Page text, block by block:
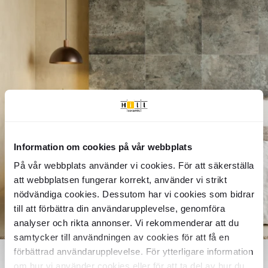
Information om cookies på vår webbplats
På vår webbplats använder vi cookies. För att säkerställa
att webbplatsen fungerar korrekt, använder vi strikt
nödvändiga cookies. Dessutom har vi cookies som bidrar
till att förbättra din användarupplevelse, genomföra
analyser och rikta annonser. Vi rekommenderar att du
samtycker till användningen av cookies för att få en
förbättrad användarupplevelse. För ytterligare information
om hur vi använder cookies eller för att ta del av hur du
Bemærk, at produktets farve på billedet kan afvige fra den
faktiske vare på grund af skærmindstillinger, lysforhold og
andre tekniske faktorer.
Bemærk venligst, at farven på produktet på billedet kan afvige
fra den faktiske produkts farve, da dette kan skyldes
forvrængning af farvegengivelse fra din skærm,
kameraindstillinger og andre faktorer.
en mere bæredygtig fremtid og reducere transportens
Shop
the look